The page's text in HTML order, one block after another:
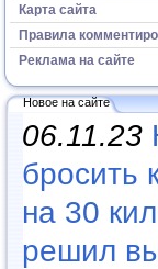
Карта сайта
Правила
Реклама на сайте
Новое на сайте
06.11.23
бросить
на 30
решил